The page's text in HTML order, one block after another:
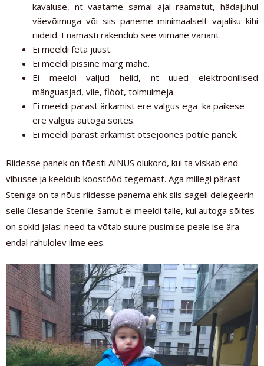
kavaluse, nt vaatame samal ajal raamatut, hädajuhul
väevõimuga või siis paneme minimaalselt vajaliku kihi
riideid. Enamasti rakendub see viimane variant.
Ei meeldi feta juust.
Ei meeldi pissine märg mähe.
Ei meeldi valjud helid, nt uued elektroonilised
mänguasjad, vile, flööt, tolmuimeja.
Ei meeldi pärast ärkamist ere valgus ega ka päikese
ere valgus autoga sõites.
Ei meeldi pärast ärkamist otsejoones potile panek.
Riidesse panek on tõesti AINUS olukord, kui ta viskab end
vibusse ja keeldub koostööd tegemast. Aga millegi pärast
Steniga on ta nõus riidesse panema ehk siis sageli delegeerin
selle ülesande Stenile. Samut ei meeldi talle, kui autoga sõites
on sokid jalas: need ta võtab suure pusimise peale ise ära
endal rahulolev ilme ees.